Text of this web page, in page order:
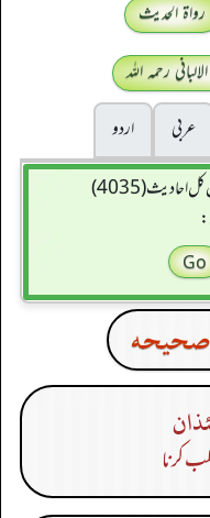
رواۃ الحدیث
رحمہ اللہ
عربی
اردو
احادیث (4035)
صحيحه
کرنا